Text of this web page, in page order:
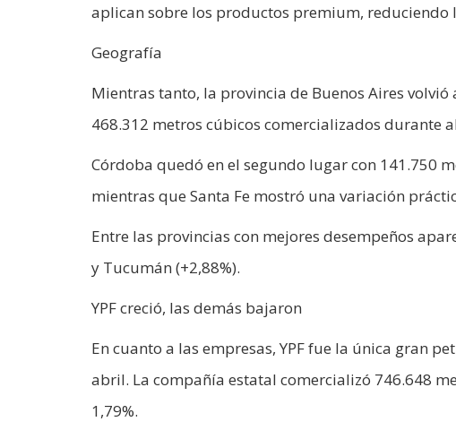
aplican sobre los productos premium, reduciendo
Geografía
Mientras tanto, la provincia de Buenos Aires
468.312 metros cúbicos comercializados durante
Córdoba quedó en el segundo lugar con 141.750
mientras que Santa Fe mostró una variación
Entre las provincias con mejores desempeños
y Tucumán (+2,88%).
YPF creció, las demás bajaron
En cuanto a las empresas, YPF fue la única gran
abril. La compañía estatal comercializó 746.648
1,79%.